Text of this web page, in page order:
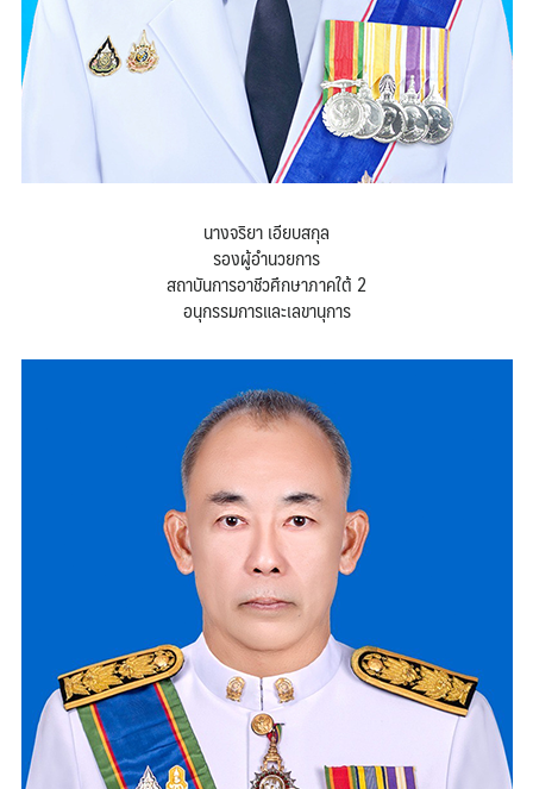
นางจริยา เอียบสกุล
รองผู้อำนวยการ
สถาบันการอาชีวศึกษาภาคใต้ 2
อนุกรรมการและเลขานุการ